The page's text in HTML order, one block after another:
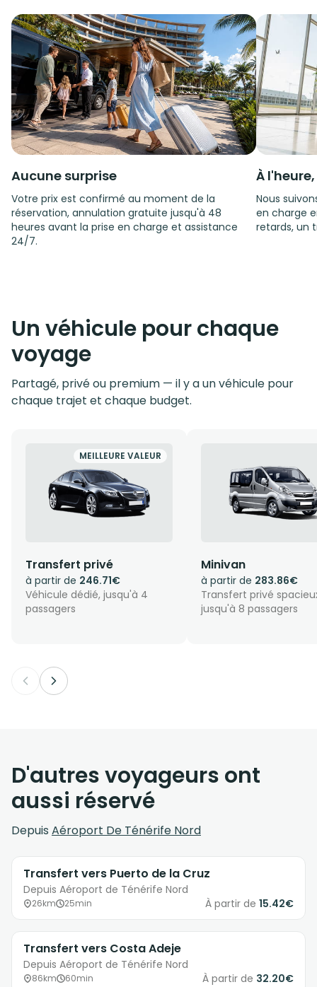
Aucune surprise
Votre prix est confirmé au moment de la
réservation, annulation gratuite jusqu'à 48
heures avant la prise en charge et assistance
24/7.
À
Nous
en charge
retards, un
Un véhicule pour chaque
voyage
Partagé, privé ou premium — il y a un véhicule pour
chaque trajet et chaque budget.
MEILLEURE VALEUR
Transfert privé
à partir de 246.71€
Véhicule dédié, jusqu'à 4
passagers
Minivan
à partir de 283.86€
Transfert privé
jusqu'à 8 passagers
D'autres voyageurs ont
aussi réservé
Depuis Aéroport De Ténérife Nord
Transfert vers Puerto de la Cruz
Depuis Aéroport de Ténérife Nord
26km 25min À partir de 15.42€
Transfert vers Costa Adeje
Depuis Aéroport de Ténérife Nord
86km 60min À partir de 32.20€